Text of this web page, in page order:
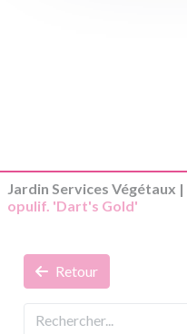
Jardin Services Végétaux |
opulif. 'Dart's Gold'
Retour